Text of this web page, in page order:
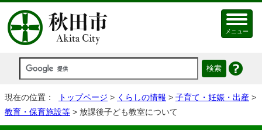
メニュー
現在の位置： トップページ > くらしの情報 > 子育て・妊娠・出産 >
教育・保育施設等 > 放課後子ども教室について